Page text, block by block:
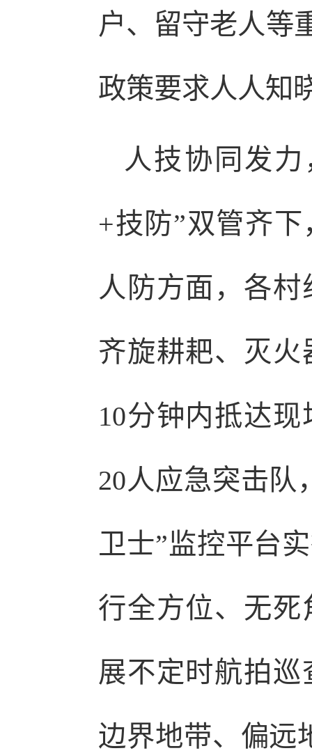
户、留守老人等
政策要求人人知
人技协同发
+技防”双管齐
人防方面，各
齐旋耕耙、灭
10分钟内抵达
20人应急突击队
卫士”监控平台
行全方位、无
展不定时航拍
边界地带、偏远